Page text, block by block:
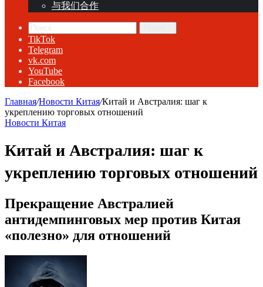
与我们合作
TikTok
Telegram
vk.com
YouTube
Facebook
Главная/Новости Китая/Китай и Австралия: шаг к
укреплению торговых отношений
Новости Китая
Китай и Австралия: шаг к
укреплению торговых отношений
Прекращение Австралией
антидемпинговых мер против Китая
«полезно» для отношений